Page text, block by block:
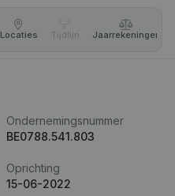
Locaties Tijdlijn Jaar­rekeningen
Ondernemingsnummer
BE0788.541.803
Oprichting
15-06-2022